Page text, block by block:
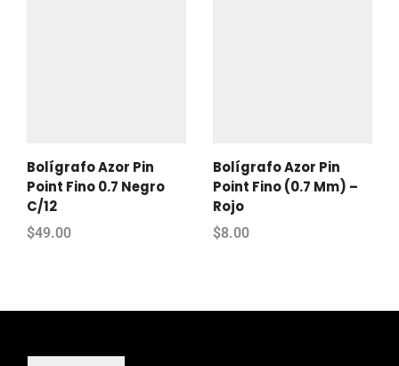
Bolígrafo Azor Pin
Point Fino 0.7 Negro
C/12
$49.00
Bolígrafo Azor Pin
Point Fino (0.7 Mm) –
Rojo
$8.00